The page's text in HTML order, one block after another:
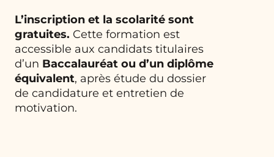
L’inscription et la scolarité sont
gratuites. Cette formation est
accessible aux candidats titulaires
d’un Baccalauréat ou d’un diplôme
équivalent, après étude du dossier
de candidature et entretien de
motivation.